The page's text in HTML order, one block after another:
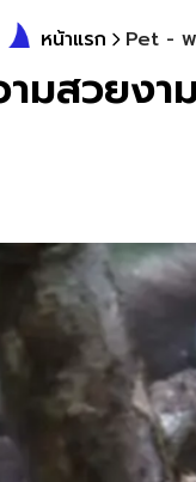
หน้าแรก Pet -
มสวยง